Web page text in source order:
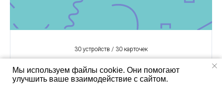
30 устройств / 30 карточек
История хранится 90 дней
Мы используем файлы cookie. Они помогают
улучшить ваше взаимодействие с сайтом.